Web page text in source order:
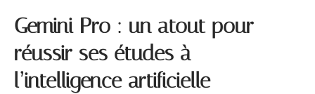
Gemini Pro : un atout pour
réussir ses études à
l’intelligence artificielle